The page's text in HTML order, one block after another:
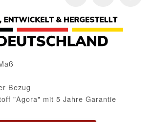
Bezug
"Agora" mit 5 Jahre Garantie